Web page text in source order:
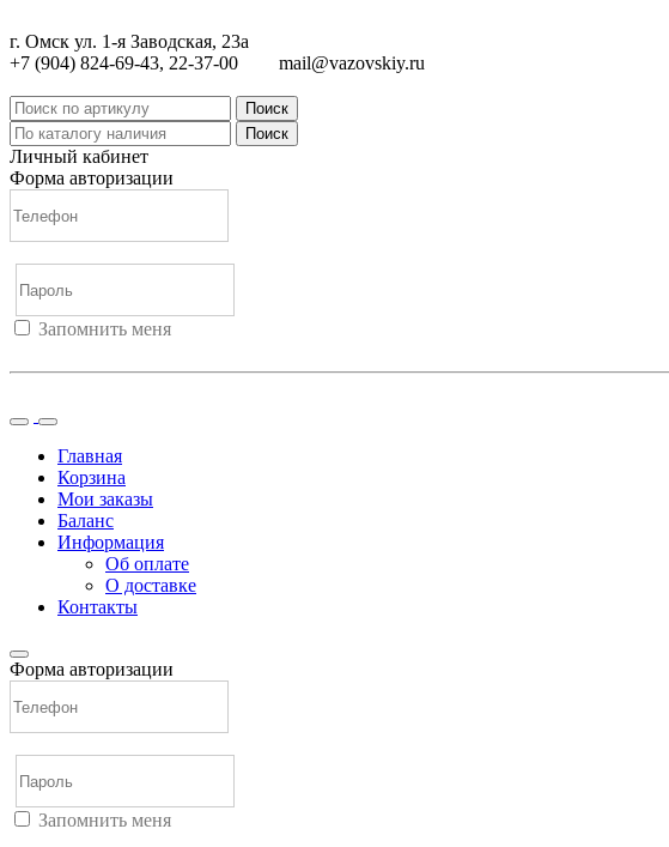
г. Омск ул. 1-я Заводская, 23а
+7 (904) 824-69-43, 22-37-00
mail@vazovskiy.ru
Поиск
Поиск
Личный кабинет
Форма авторизации
Запомнить меня
Главная
Корзина
Мои заказы
Баланс
Информация
Об оплате
О доставке
Контакты
Форма авторизации
Запомнить меня